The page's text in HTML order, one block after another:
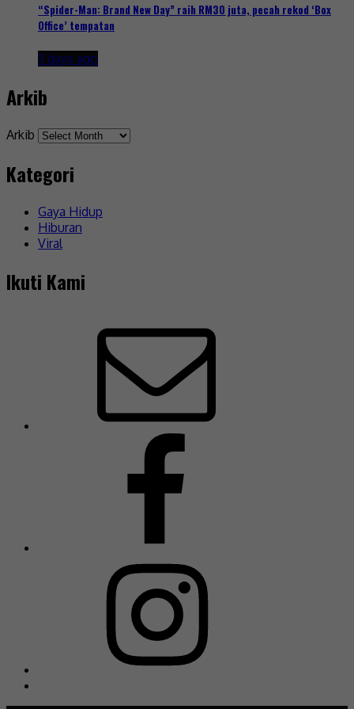
“Spider-Man: Brand New Day” raih RM30 juta, pecah rekod ‘Box
Office’ tempatan
3 days ago
Arkib
Arkib
Kategori
Gaya Hidup
Hiburan
Viral
Ikuti Kami